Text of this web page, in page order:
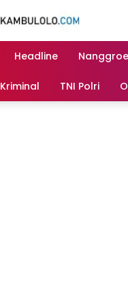
Headline Nanggroe
Kriminal TNI Polri